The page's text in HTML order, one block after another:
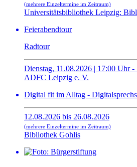
(mehrere Einzeltermine im Zeitraum)
Universitätsbibliothek Leipzig:
Feierabendtour
Radtour
Dienstag, 11.08.2026 | 17:00 Uhr
ADFC Leipzig e. V.
Digital fit im Alltag -
12.08.2026 bis 26.08.2026
(mehrere Einzeltermine im Zeitraum)
Bibliothek Gohlis